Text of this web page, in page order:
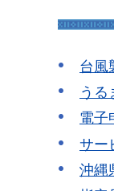
台風
うる
電子
サー
沖縄